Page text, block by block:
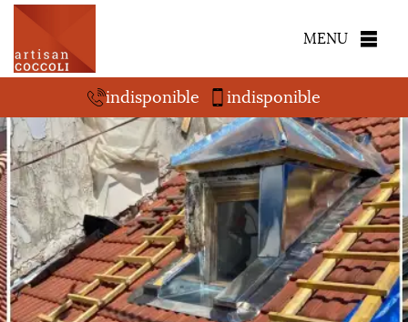
MENU
indisponible indisponible